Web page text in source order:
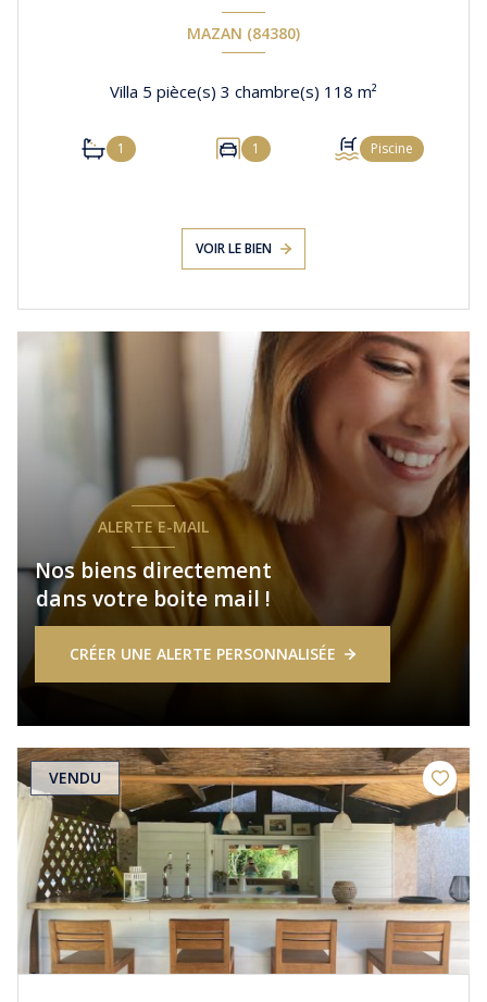
MAZAN (84380)
Villa 5 pièce(s) 3 chambre(s) 118 m²
1 1 Piscine
VOIR LE BIEN
ALERTE E-MAIL
Nos biens directement
dans votre boite mail !
CRÉER UNE ALERTE PERSONNALISÉE
VENDU